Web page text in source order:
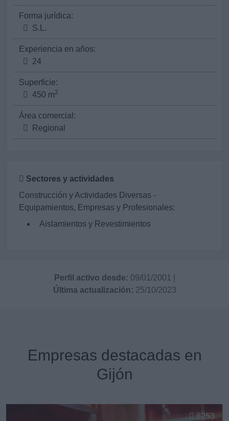
Forma jurídica:
S.L.
Experiencia en años:
24
Superficie:
450 m2
Área comercial:
Regional
Sectores y actividades
Construcción y Actividades Diversas -
Equipamientos, Empresas y Profesionales:
Aislamientos y Revestimientos
Perfil activo desde: 09/01/2001
Última actualización: 25/10/2023
Empresas destacadas en
Gijón
8253